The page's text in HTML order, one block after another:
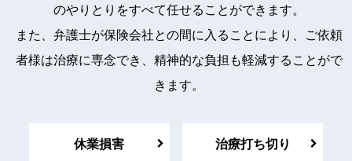
のやりとりをすべて任せることができます。
また、弁護士が保険会社との間に入ることにより、ご依頼
者様は治療に専念でき、精神的な負担も軽減することがで
きます。
休業損害 治療打ち切り